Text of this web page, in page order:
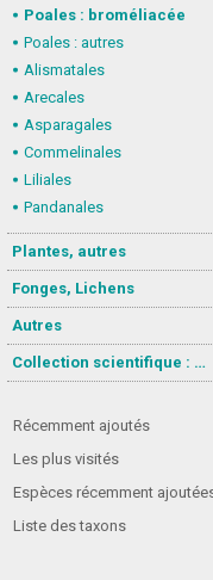
Poales : broméliacée
Poales : autres
Alismatales
Arecales
Asparagales
Commelinales
Liliales
Pandanales
Plantes, autres
Fonges, Lichens
Autres
Collection scientifique : Gastrotricha
Récemment ajoutés
Les plus visités
Espèces récemment
Liste des taxons